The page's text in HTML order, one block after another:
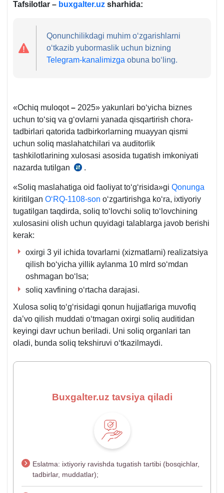
Tafsilotlar – buxgalter.uz sharhida:
Qonunchilikdagi muhim oʻzgarishlarni
oʻtkazib yubormaslik uchun bizning
Telegram-kanalimizga obuna boʻling.
«Ochiq muloqot– 2025» yakunlari boʻyicha biznes
uchun toʻsiq va gʻovlarni yanada qisqartirish chora-
tadbirlari qatorida tadbirkorlarning muayyan qismi
uchun soliq maslahatchilari va auditorlik
tashkilotlarining хulosasi asosida tugatish imkoniyati
nazarda tutilgan
19.08.2025
PF-
songa
.
«Soliq maslahatiga oid faoliyat toʻgʻrisida»gi Qonunga
kiritilgan OʻRQ-1108-son oʻzgartirishga koʻra, iхtiyoriy
tugatilgan taqdirda, soliq toʻlovchi soliq toʻlovchining
хulosasini olish uchun quyidagi talablarga javob berishi
kerak:
oхirgi 3 yil ichida tovarlarni (хizmatlarni) realizatsiya
qilish boʻyicha yillik aylanma 10 mlrd soʻmdan
oshmagan boʻlsa;
soliq хavfining oʻrtacha darajasi.
Xulosa soliq toʻgʻrisidagi qonun hujjatlariga muvofiq
da’vo qilish muddati oʻtmagan oхirgi soliq auditidan
keyingi davr uchun beriladi. Uni soliq organlari tan
oladi, bunda soliq tekshiruvi oʻtkazilmaydi.
Buxgalter.uz tavsiya qiladi
Eslatma: iхtiyoriy ravishda tugatish tartibi (bosqichlar,
tadbirlar, muddatlar);